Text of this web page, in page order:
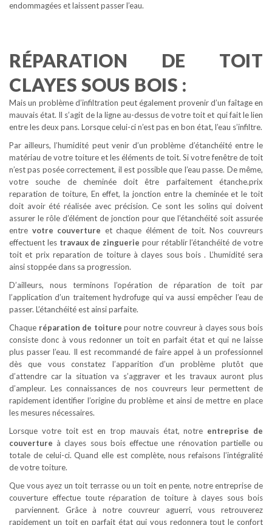
endommagées et laissent passer l’eau.
RÉPARATION DE TOIT
CLAYES SOUS BOIS :
Mais un problème d’infiltration peut également provenir d’un faîtage en
mauvais état. Il s’agit de la ligne au-dessus de votre toit et qui fait le lien
entre les deux pans. Lorsque celui-ci n’est pas en bon état, l’eau s’infiltre.
Par ailleurs, l’humidité peut venir d’un problème d’étanchéité entre le
matériau de votre toiture et les éléments de toit. Si votre fenêtre de toit
n’est pas posée correctement, il est possible que l’eau passe. De même,
votre souche de cheminée doit être parfaitement étanche.prix
reparation de toiture, En effet, la jonction entre la cheminée et le toit
doit avoir été réalisée avec précision. Ce sont les solins qui doivent
assurer le rôle d’élément de jonction pour que l’étanchéité soit assurée
entre votre couverture et chaque élément de toit. Nos couvreurs
effectuent lestravaux de zinguerie pour rétablir l’étanchéité de votre
toit et prix reparation de toiture à clayes sous bois . L’humidité sera
ainsi stoppée dans sa progression.
D’ailleurs, nous terminons l’opération de réparation de toit par
l’application d’un traitement hydrofuge qui va aussi empêcher l’eau de
passer. L’étanchéité est ainsi parfaite.
Chaque réparation de toiture pour notre couvreur à clayes sous bois
consiste donc à vous redonner un toit en parfait état et qui ne laisse
plus passer l’eau. Il est recommandé de faire appel à un professionnel
dès que vous constatez l’apparition d’un problème plutôt que
d’attendre car la situation va s’aggraver et les travaux auront plus
d’ampleur. Les connaissances de nos couvreurs leur permettent de
rapidement identifier l’origine du problème et ainsi de mettre en place
les mesures nécessaires.
Lorsque votre toit est en trop mauvais état, notre entreprise de
couverture à clayes sous bois effectue une rénovation partielle ou
totale de celui-ci. Quand elle est complète, nous refaisons l’intégralité
de votre toiture.
Que vous ayez un toit terrasse ou un toit en pente, notre entreprise de
couverture effectue toute réparation de toiture à clayes sous bois
parviennent. Grâce à notre couvreur aguerri, vous retrouverez
rapidement un toit en parfait état qui vous redonnera tout le confort